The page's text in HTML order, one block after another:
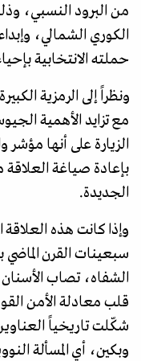
من البرود النسبي،
الكوري الشمالي،
حملته الانتخابية
ونظراً إلى الرمزية
مع تزايد الأهمية
الزيارة على أنها
بإعادة صياغة العلاقة
الجديدة.
وإذا كانت هذه
سبعينات القرن
الشفاه، تصاب الأسنان
قلب معادلة الأمن
شكّلت تاريخياً
وبكين، أي المسألة